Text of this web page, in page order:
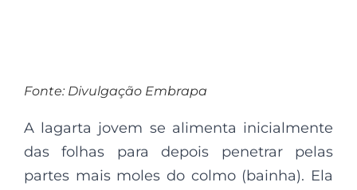
Fonte: Divulgação Embrapa
A lagarta jovem se alimenta inicialmente
das folhas para depois penetrar pelas
partes mais moles do colmo (bainha). Ela